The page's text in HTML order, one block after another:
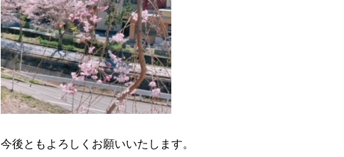
今後ともよろしくお願いいたします。